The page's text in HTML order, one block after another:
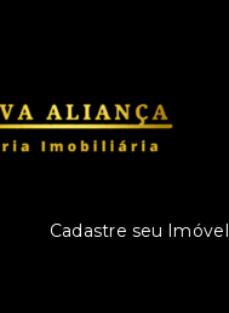
Cadastre seu Imóvel